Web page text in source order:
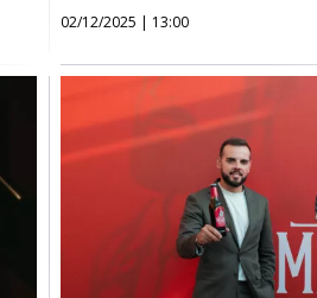
02/12/2025 | 13:00